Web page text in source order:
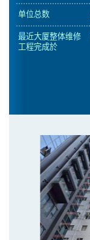
单位总数
最近大厦整体维修
工程完成於